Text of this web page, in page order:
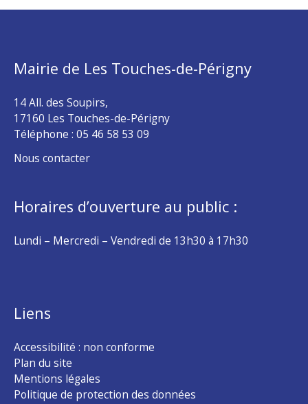
Mairie de Les Touches-de-Périgny
14 All. des Soupirs,
17160 Les Touches-de-Périgny
Téléphone : 05 46 58 53 09
Nous contacter
Horaires d’ouverture au public :
Lundi – Mercredi – Vendredi de 13h30 à 17h30
Liens
Accessibilité : non conforme
Plan du site
Mentions légales
Politique de protection des données